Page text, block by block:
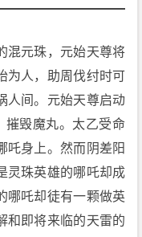
画]
[奇
幻]
4
下
载
元珠，元始天尊将
为人，助周伐纣时可
人间。元始天尊启动
摧毁魔丸。太乙受命
吒身上。然而阴差阳
灵珠英雄的哪吒却成
哪吒却徒有一颗做英
和即将来临的天雷的